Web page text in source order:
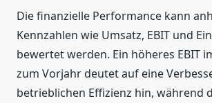
Die finanzielle Performance kann
Kennzahlen wie Umsatz, EBIT und
bewertet werden. Ein höheres EBIT
zum Vorjahr deutet auf eine
betrieblichen Effizienz hin, während